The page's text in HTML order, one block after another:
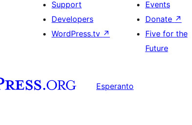
Support
Developers
WordPress.tv ↗
Events
Donate ↗
Five for the
Future
Esperanto